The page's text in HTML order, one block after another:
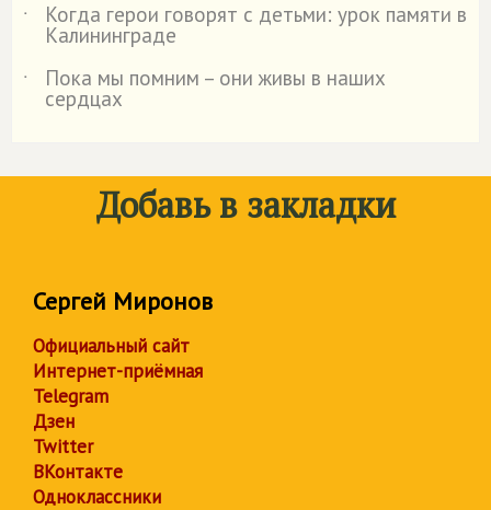
˙
Когда герои говорят с детьми: урок памяти в
Калининграде
˙
Пока мы помним – они живы в наших
сердцах
Добавь в закладки
Сергей Миронов
Официальный сайт
Интернет-приёмная
Telegram
Дзен
Twitter
ВКонтакте
Одноклассники